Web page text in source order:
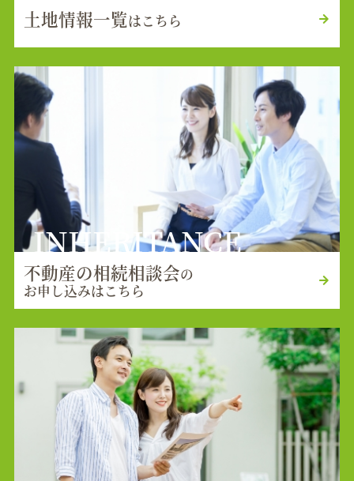
土地情報一覧はこちら
INHERITANCE
不動産の相続相談会の
お申し込みはこちら